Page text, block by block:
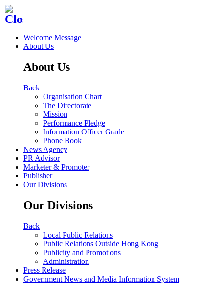
Welcome Message
About Us
About Us
Back
Organisation Chart
The Directorate
Mission
Performance Pledge
Information Officer Grade
Phone Book
News Agency
PR Advisor
Marketer & Promoter
Publisher
Our Divisions
Our Divisions
Back
Local Public Relations
Public Relations Outside Hong Kong
Publicity and Promotions
Administration
Press Release
Government News and Media Information System